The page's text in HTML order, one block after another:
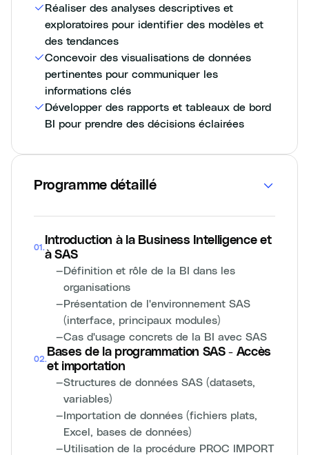
Réaliser des analyses descriptives et
exploratoires pour identifier des modèles et
des tendances
Concevoir des visualisations de données
pertinentes pour communiquer les
informations clés
Développer des rapports et tableaux de bord
BI pour prendre des décisions éclairées
Programme détaillé
01 .
Introduction à la Business Intelligence et
à SAS
—Définition et rôle de la BI dans les
organisations
—Présentation de l'environnement SAS
(interface, principaux modules)
—Cas d'usage concrets de la BI avec SAS
02.
Bases de la programmation SAS - Accès
et importation
—Structures de données SAS (datasets,
variables)
—Importation de données (fichiers plats,
Excel, bases de données)
—Utilisation de la procédure PROC IMPORT